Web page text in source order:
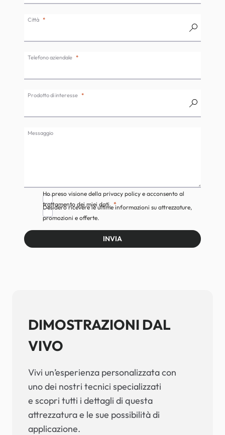
Città
Telefono aziendale
Prodotto di interesse
Messaggio
Ho preso visione della privacy policy e acconsento al
trattamento dei miei dati.
Desidero ricevere le ultime informazioni su attrezzature,
promozioni e offerte.
INVIA
DIMOSTRAZIONI DAL
VIVO
Vivi un’esperienza personalizzata con
uno dei nostri tecnici specializzati
e scopri tutti i dettagli di questa
attrezzatura e le sue possibilità di
applicazione.